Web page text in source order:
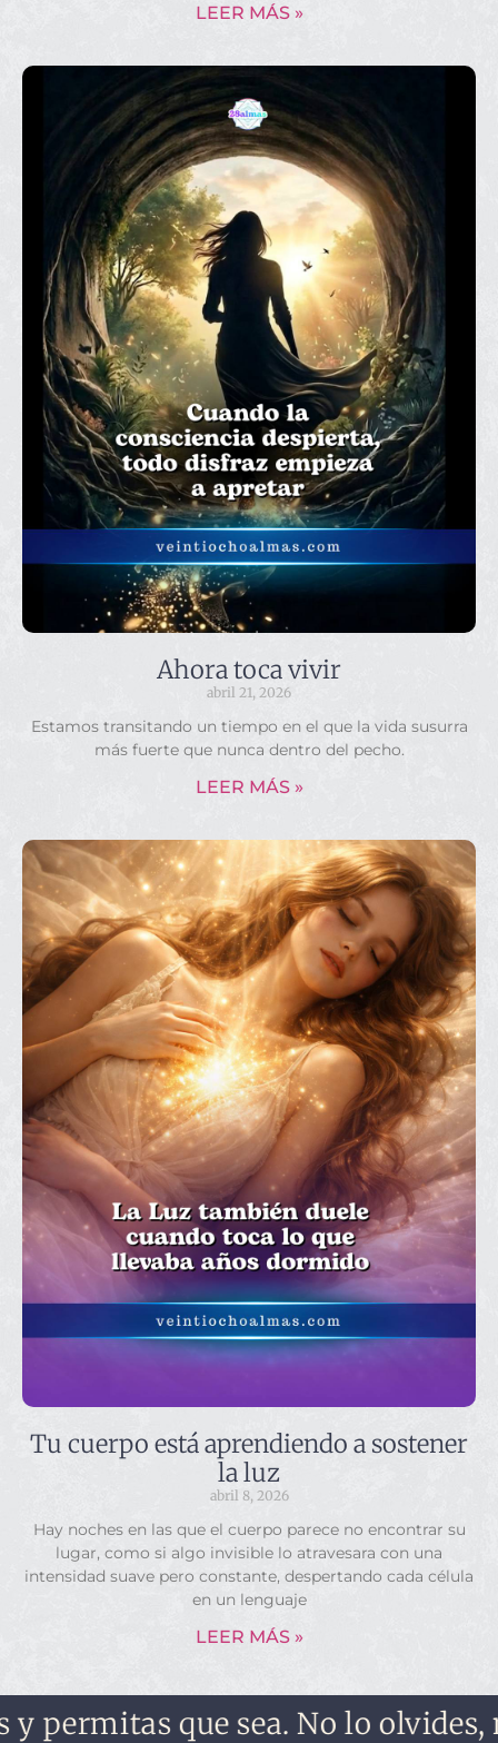
LEER MÁS »
Ahora toca vivir
abril 21, 2026
Estamos transitando un tiempo en el que la vida susurra
más fuerte que nunca dentro del pecho.
LEER MÁS »
Tu cuerpo está aprendiendo a sostener
la luz
abril 8, 2026
Hay noches en las que el cuerpo parece no encontrar su
lugar, como si algo invisible lo atravesara con una
intensidad suave pero constante, despertando cada célula
en un lenguaje
LEER MÁS »
que sea. No lo olvides, no te